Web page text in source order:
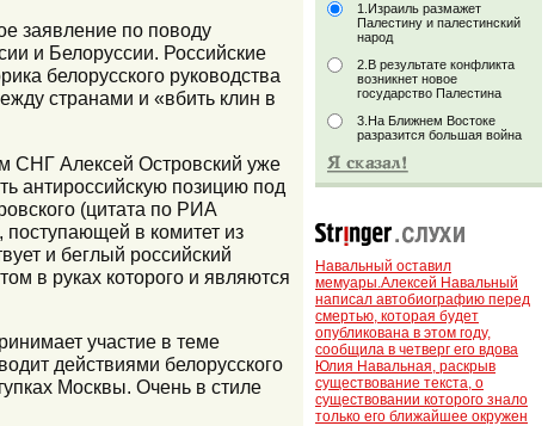
заявление по поводу
и Белоруссии. Российские
белорусского руководства
странами и «вбить клин в
СНГ Алексей Островский уже
антироссийскую позицию под
(цитата по РИА
в комитет из
и беглый российский
в руках которого и являются
участие в теме
действиями белорусского
Москвы. Очень в стиле
1.Израиль размажет
Палестину и палестинский
народ
2.В результате конфликта
возникнет новое
государство Палестина
3.На Ближнем Востоке
разразится большая война
Навальный оставил
мемуары.Алексей Навальный
написал автобиографию перед
смертью, которая будет
опубликована в этом году,
сообщила в четверг его вдова
Юлия Навальная, раскрыв
существование текста, о
существовании которого знало
только его ближайшее окружен